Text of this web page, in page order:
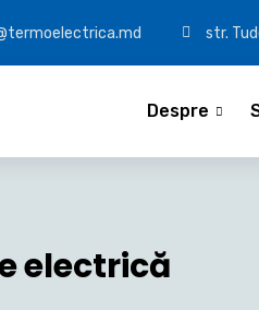
str.
Despre
electrică